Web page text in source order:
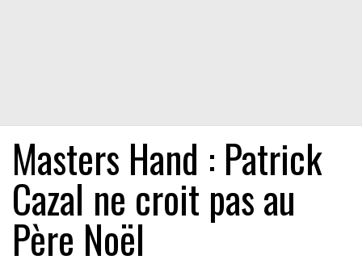
Masters Hand : Patrick
Cazal ne croit pas au
Père Noël